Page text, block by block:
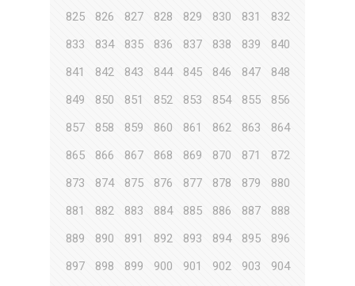
825
826 827 828 829 830 831
832
833
834 835 836 837 838 839
840
841
842 843 844 845 846 847
848
849
850 851 852 853 854 855
856
857
858 859 860 861 862 863
864
865
866 867 868 869 870 871
872
873
874 875 876 877 878 879
880
881
882 883 884 885 886 887
888
889
890 891 892 893 894 895
896
897
898 899 900 901 902 903
904